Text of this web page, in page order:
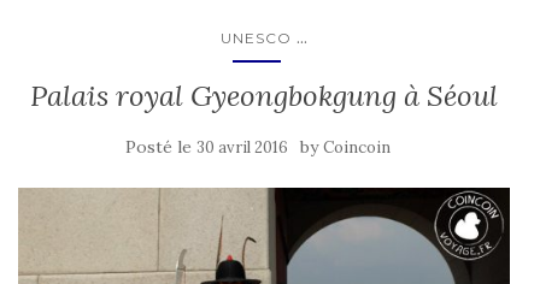
UNESCO ...
Palais royal Gyeongbokgung à Séoul
Posté le 30 avril 2016 byCoincoin